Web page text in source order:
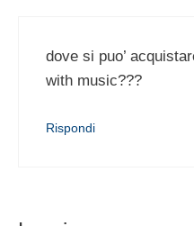
dove si puo’
with music???
Rispondi